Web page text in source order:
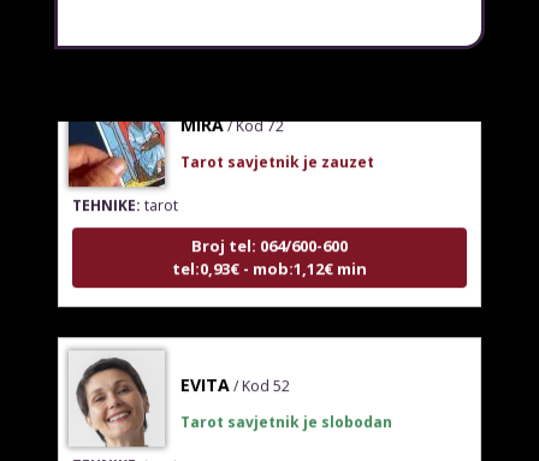
Tarot savjetnik je zauzet
TEHNIKE:tarot
Broj tel: 064/600-600
tel:0,93€ - mob:1,12€ min
/ Kod 52
Tarot savjetnik je slobodan
TEHNIKE:tarot